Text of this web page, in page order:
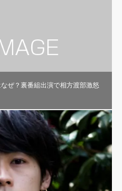
ぜ？裏番組出演で相方渡部激怒